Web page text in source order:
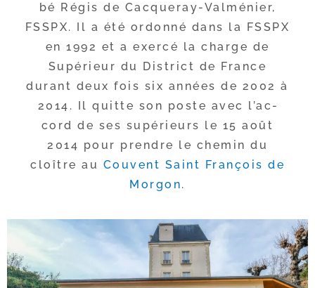
bé Régis de Cacqueray-​Valménier,
FSSPX. Il a été ordon­né dans la FSSPX
en 1992 et a exer­cé la charge de
Supérieur du District de France
durant deux fois six années de 2002 à
2014. Il quitte son poste avec l’ac­
cord de ses supé­rieurs le 15 août
2014 pour prendre le che­min du
cloître au Couvent Saint François de
Morgon.